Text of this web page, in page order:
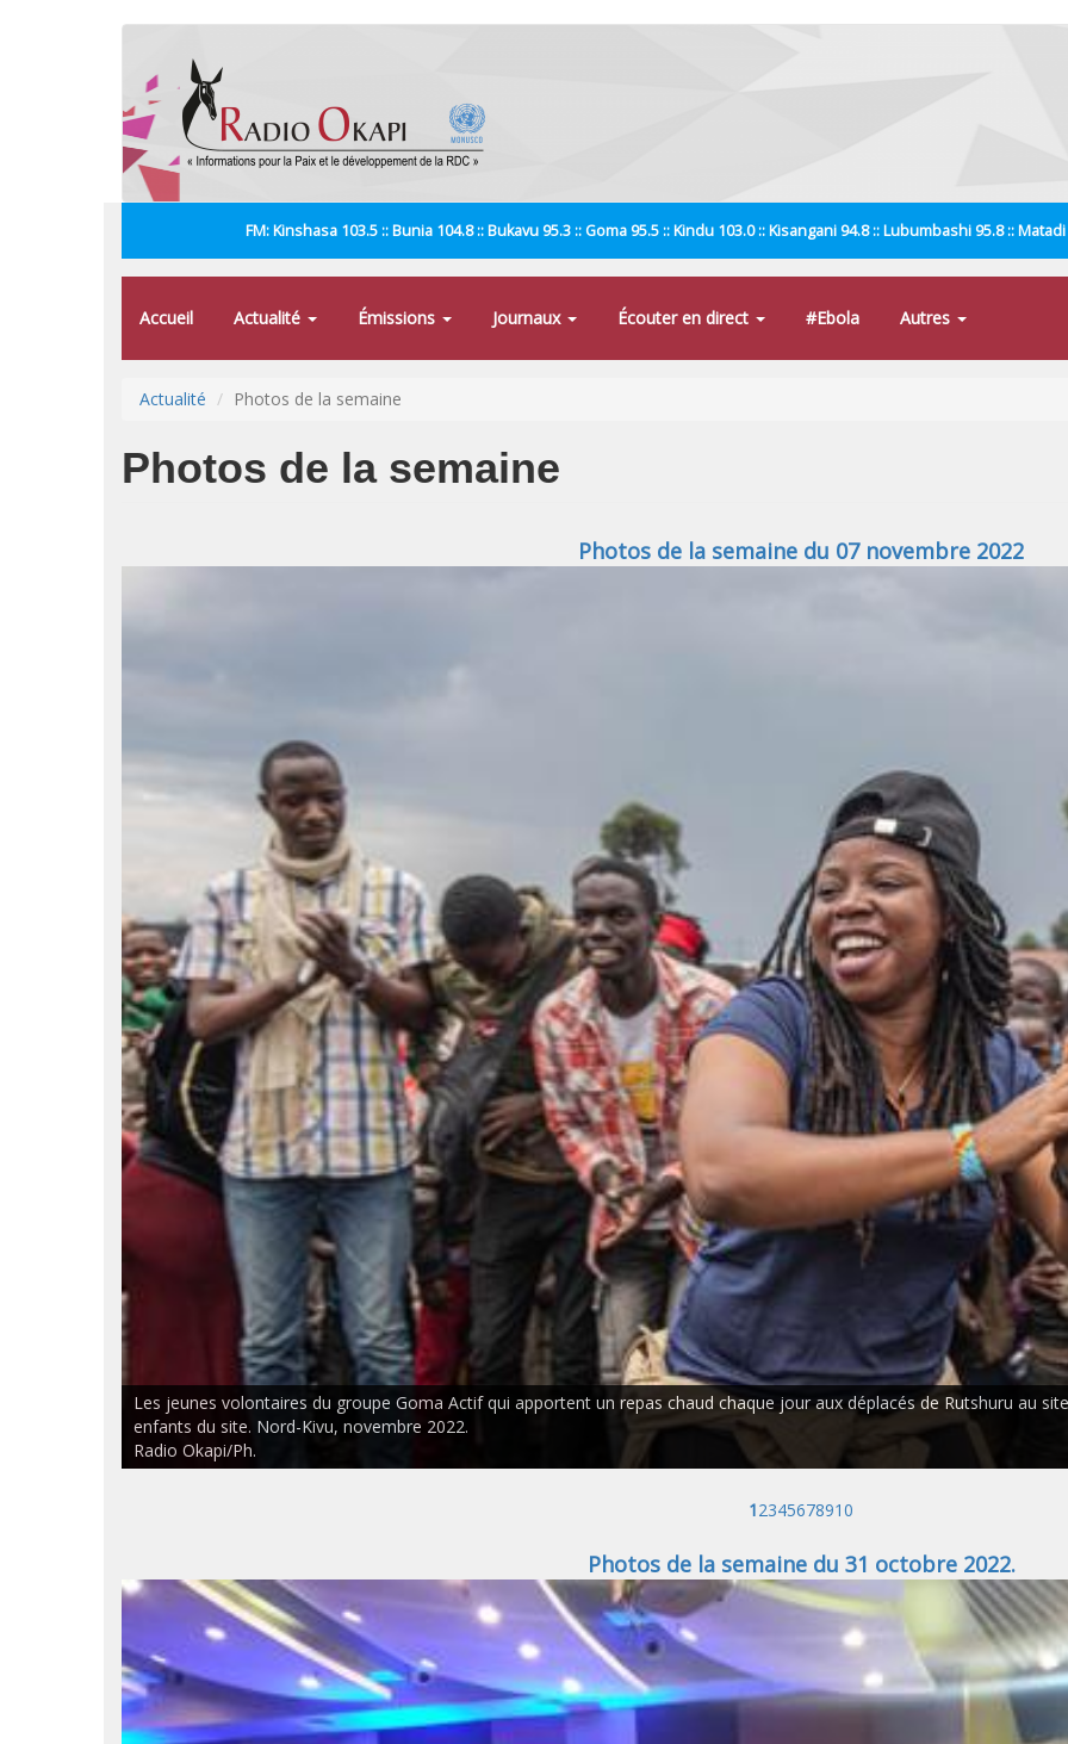
FM: Kinshasa 103.5 :: Bunia 104.8 :: Bukavu 95.3 :: Goma 95.5 :: Kindu 103.0 :: Kisangani 94.8 :: Lubumbashi 95.8 ::
Accueil Actualité Émissions Journaux Écouter en direct #Ebola Autres
Actualité Photos de la semaine
Photos de la semaine
Photos de la semaine du 07 novembre 2022
Les jeunes volontaires du groupe Goma Actif qui apportent un repas chaud chaque jour aux déplacés de Rutshuru au
enfants du site. Nord-Kivu, novembre 2022.
Radio Okapi/Ph.
12345678910
Photos de la semaine du 31 octobre 2022.